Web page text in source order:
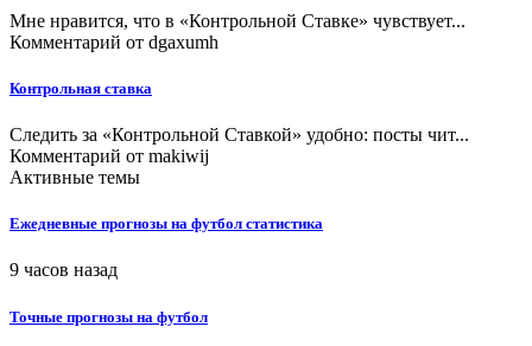
Мне нравится, что в «Контрольной Ставке» чувствует...
Комментарий от dgaxumh
Контрольная ставка
Следить за «Контрольной Ставкой» удобно: посты чит...
Комментарий от makiwij
Активные темы
Ежедневные прогнозы на футбол статистика
9 часов назад
Точные прогнозы на футбол